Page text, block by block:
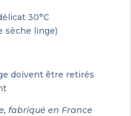
30°C
sèche linge)
doivent être retirés
fabriqué en France